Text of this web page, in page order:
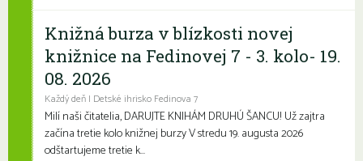
Knižná burza v blízkosti novej
knižnice na Fedinovej 7 - 3. kolo- 19.
08. 2026
Každý deň | Detské ihrisko Fedinova 7
Milí naši čitatelia, DARUJTE KNIHÁM DRUHÚ ŠANCU! Už zajtra
začína tretie kolo knižnej burzy V stredu 19. augusta 2026
odštartujeme tretie k...